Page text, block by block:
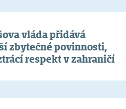
vláda přidává
zbytečné povinnosti,
respekt v zahraničí